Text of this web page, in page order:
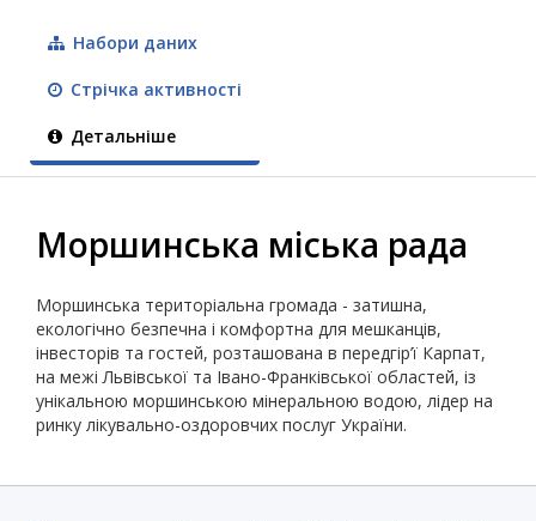
Набори даних
Стрічка активності
Детальніше
Моршинська міська рада
Моршинська територіальна громада - затишна,
екологічно безпечна і комфортна для мешканців,
інвесторів та гостей, розташована в передгір’ї Карпат,
на межі Львівської та Івано-Франківської областей, із
унікальною моршинською мінеральною водою, лідер на
ринку лікувально-оздоровчих послуг України.